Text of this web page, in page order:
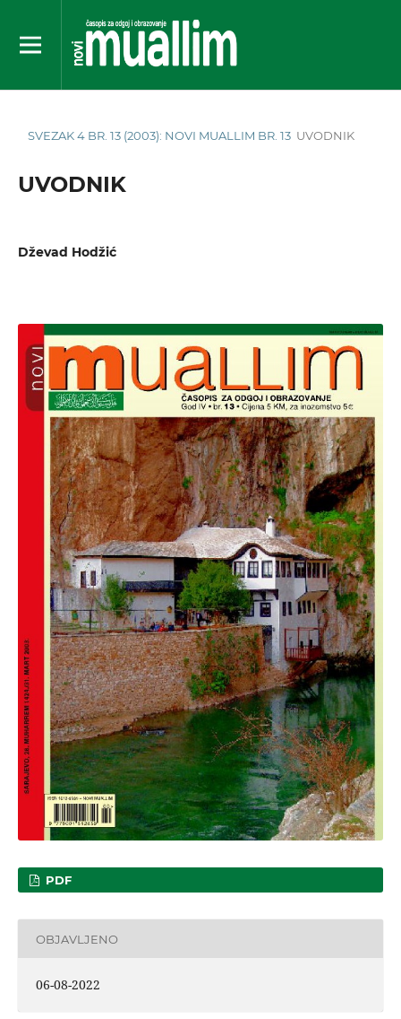
SVEZAK 4 BR. 13 (2003): NOVI MUALLIM BR. 13 UVODNIK
UVODNIK
Dževad Hodžić
PDF
OBJAVLJENO
06-08-2022